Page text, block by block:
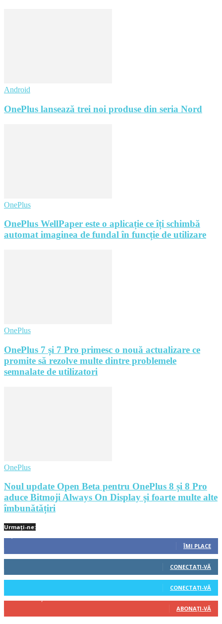
Android
OnePlus lansează trei noi produse din seria Nord
OnePlus
OnePlus WellPaper este o aplicație ce îți schimbă
automat imaginea de fundal în funcție de utilizare
OnePlus
OnePlus 7 și 7 Pro primesc o nouă actualizare ce
promite să rezolve multe dintre problemele
semnalate de utilizatori
OnePlus
Noul update Open Beta pentru OnePlus 8 și 8 Pro
aduce Bitmoji Always On Display și foarte multe alte
îmbunătățiri
Urmați-ne:
ÎMI PLACE
522 Cititori
CONECTAȚI-VĂ
45 Cititori
CONECTAȚI-VĂ
314 Abonați
ABONAȚI-VĂ